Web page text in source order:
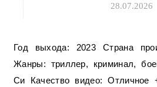
28.07.2026
Год выхода: 2023 Страна производства: Малайзия
Жанры: триллер, криминал,
Си Качество видео: